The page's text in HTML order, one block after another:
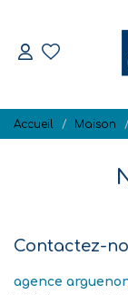
Accueil Maison
Contactez-
agence